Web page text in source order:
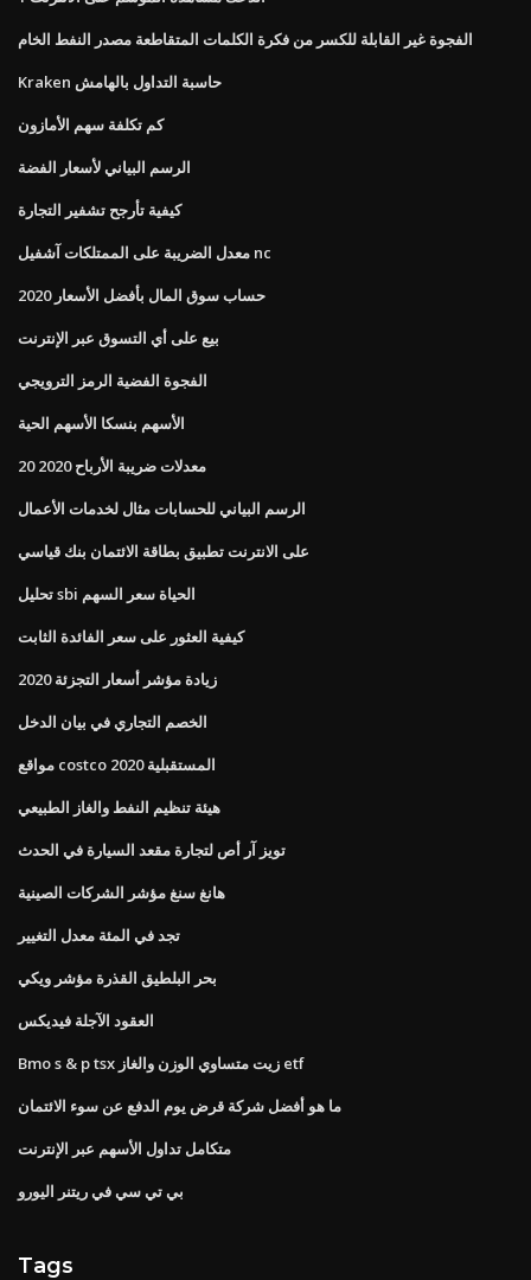
الفجوة غير القابلة للكسر من فكرة الكلمات المتقاطعة مصدر النفط الخام
Kraken حاسبة التداول بالهامش
كم تكلفة سهم الأمازون
الرسم البياني لأسعار الفضة
كيفية تأرجح تشفير التجارة
معدل الضريبة على الممتلكات آشفيل nc
حساب سوق المال بأفضل الأسعار 2020
بيع على أي التسوق عبر الإنترنت
الفجوة الفضية الرمز الترويجي
الأسهم بنسكا الأسهم الحية
معدلات ضريبة الأرباح 2020 20
الرسم البياني للحسابات مثال لخدمات الأعمال
على الانترنت تطبيق بطاقة الائتمان بنك قياسي
تحليل sbi الحياة سعر السهم
كيفية العثور على سعر الفائدة الثابت
زيادة مؤشر أسعار التجزئة 2020
الخصم التجاري في بيان الدخل
مواقع costco المستقبلية 2020
هيئة تنظيم النفط والغاز الطبيعي
تويز آر أص لتجارة مقعد السيارة في الحدث
هانغ سنغ مؤشر الشركات الصينية
تجد في المئة معدل التغيير
بحر البلطيق القذرة مؤشر ويكي
العقود الآجلة فيديكس
Bmo s & p tsx زيت متساوي الوزن والغاز etf
ما هو أفضل شركة قرض يوم الدفع عن سوء الائتمان
متكامل تداول الأسهم عبر الإنترنت
بي تي سي في ريتنر اليورو
Tags